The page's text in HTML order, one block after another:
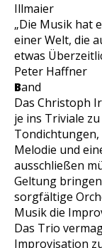
Illmaier
„Die Musik hat
einer Welt, die
etwas
Peter Haffner
Band
Das Christoph
je ins Triviale
Tondichtungen,
Melodie und
ausschließen
Geltung
sorgfältige
Musik die
Das Trio
Improvisation